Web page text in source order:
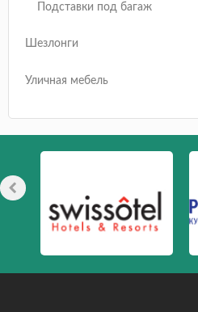
Подставки под багаж
Шезлонги
Уличная мебель